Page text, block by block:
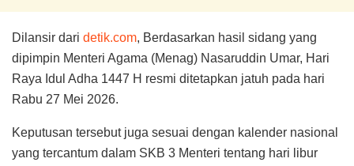
Dilansir dari detik.com, Berdasarkan hasil sidang yang
dipimpin Menteri Agama (Menag) Nasaruddin Umar, Hari
Raya Idul Adha 1447 H resmi ditetapkan jatuh pada hari
Rabu 27 Mei 2026.
Keputusan tersebut juga sesuai dengan kalender nasional
yang tercantum dalam SKB 3 Menteri tentang hari libur